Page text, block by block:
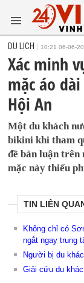
DU LỊCH 10:21 06-06-
Xác minh
mặc áo
Hội An
Một du khách
bikini khi tham
đề bàn luận trên
mặc này thiếu
TIN LIÊN
Không chỉ có
ngắt ngay trung
Người bị du
Giải cứu du